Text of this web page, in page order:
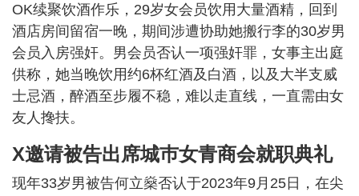
OK续聚饮酒作乐，29岁女会员饮用大量酒精，回到
酒店房间留宿一晚，期间涉遭协助她搬行李的30岁男
会员入房强奸。男会员否认一项强奸罪，女事主出庭
供称，她当晚饮用约6杯红酒及白酒，以及大半支威
士忌酒，醉酒至步履不稳，难以走直线，一直需由女
友人搀扶。
X邀请被告出席城巿女青商会就职典礼
现年33岁男被告何立燊否认于2023年9月25日，在尖